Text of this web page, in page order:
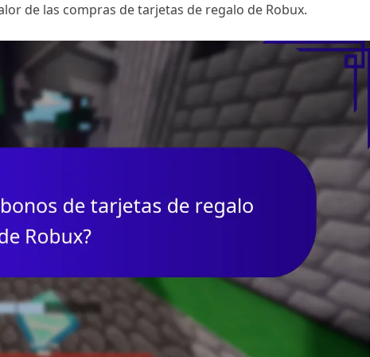
de las compras de tarjetas de regalo de Robux.